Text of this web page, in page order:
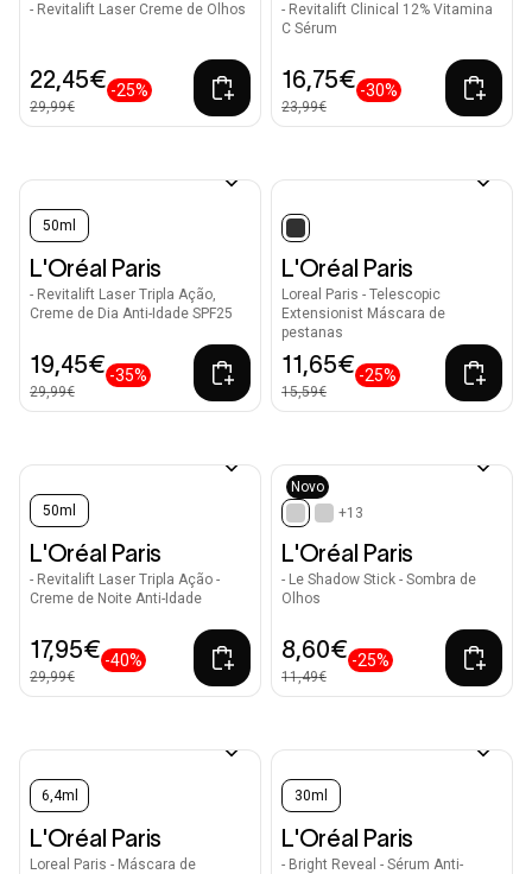
- Revitalift Laser Creme de Olhos
22,45€
29,99€
-25%
- Revitalift Clinical 12% Vitamina
C Sérum
16,75€
23,99€
-30%
50ml
L'Oréal Paris
- Revitalift Laser Tripla Ação,
Creme de Dia Anti-Idade SPF25
19,45€
29,99€
-35%
selected
L'Oréal Paris
Loreal Paris - Telescopic
Extensionist Máscara de
pestanas
11,65€
15,59€
-25%
50ml
L'Oréal Paris
- Revitalift Laser Tripla Ação -
Creme de Noite Anti-Idade
17,95€
29,99€
-40%
Novo
selected
+13
L'Oréal Paris
- Le Shadow Stick - Sombra de
Olhos
8,60€
11,49€
-25%
6,4ml
L'Oréal Paris
Loreal Paris - Máscara de
30ml
L'Oréal Paris
- Bright Reveal - Sérum Anti-